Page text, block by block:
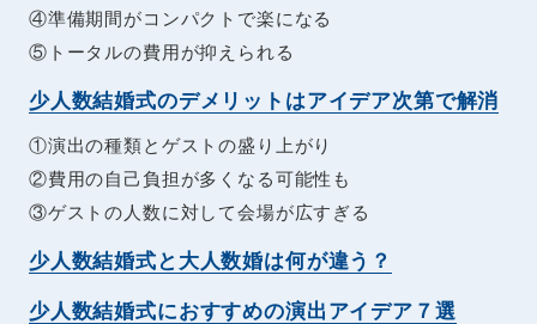
④準備期間がコンパクトで楽になる
⑤トータルの費用が抑えられる
少人数結婚式のデメリットはアイデア次第で解消
①演出の種類とゲストの盛り上がり
②費用の自己負担が多くなる可能性も
③ゲストの人数に対して会場が広すぎる
少人数結婚式と大人数婚は何が違う？
少人数結婚式におすすめの演出アイデア７選